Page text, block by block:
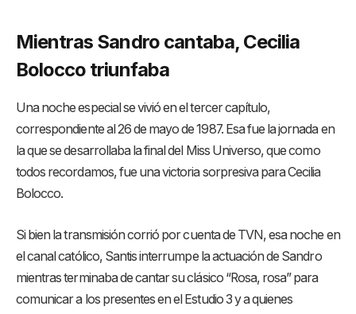
Mientras Sandro cantaba, Cecilia
Bolocco triunfaba
Una noche especial se vivió en el tercer capítulo,
correspondiente al 26 de mayo de 1987. Esa fue la jornada en
la que se desarrollaba la final del Miss Universo, que como
todos recordamos, fue una victoria sorpresiva para Cecilia
Bolocco.
Si bien la transmisión corrió por cuenta de TVN, esa noche en
el canal católico, Santis interrumpe la actuación de Sandro
mientras terminaba de cantar su clásico “Rosa, rosa” para
comunicar a los presentes en el Estudio 3 y a quienes